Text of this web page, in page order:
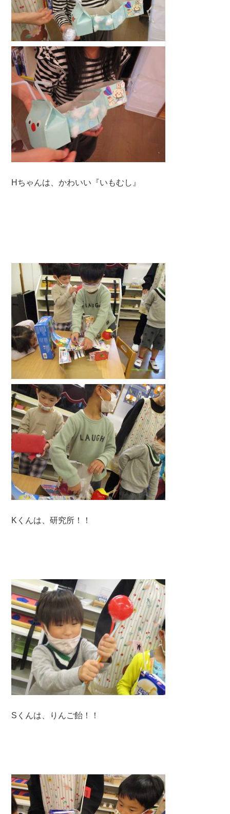
Hちゃんは、かわいい『いもむし』
Kくんは、研究所！！
Sくんは、りんご飴！！